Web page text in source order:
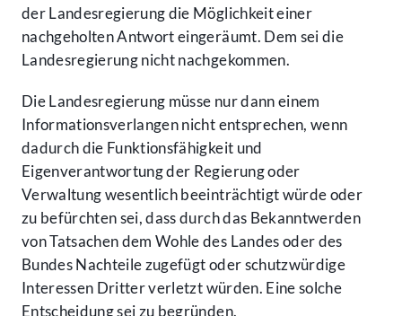
der Landesregierung die Möglichkeit einer
nachgeholten Antwort eingeräumt. Dem sei die
Landesregierung nicht nachgekommen.
Die Landesregierung müsse nur dann einem
Informationsverlangen nicht entsprechen, wenn
dadurch die Funktionsfähigkeit und
Eigenverantwortung der Regierung oder
Verwaltung wesentlich beeinträchtigt würde oder
zu befürchten sei, dass durch das Bekanntwerden
von Tatsachen dem Wohle des Landes oder des
Bundes Nachteile zugefügt oder schutzwürdige
Interessen Dritter verletzt würden. Eine solche
Entscheidung sei zu begründen.